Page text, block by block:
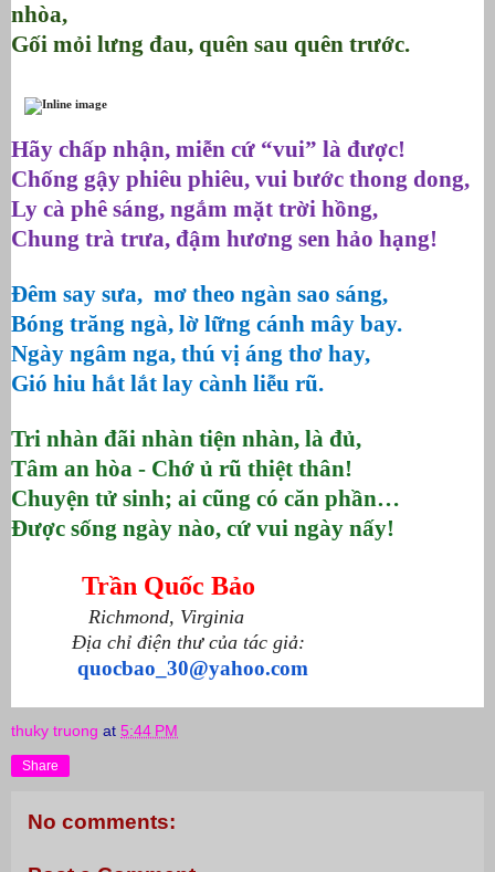
nhòa,
Gối mỏi lưng đau, quên sau quên trước.
Hãy chấp nhận, miễn cứ “vui” là được!
Chống gậy phiêu phiêu, vui bước thong dong,
Ly cà phê sáng, ngắm mặt trời hồng,
Chung trà trưa, đậm hương sen hảo hạng!
Đêm say sưa, mơ theo ngàn sao sáng,
Bóng trăng ngà, lờ lững cánh mây bay.
Ngày ngâm nga, thú vị áng thơ hay,
Gió hiu hắt lắt lay cành liễu rũ.
Tri nhàn đãi nhàn tiện nhàn, là đủ,
Tâm an hòa - Chớ ủ rũ thiệt thân!
Chuyện tử sinh; ai cũng có căn phần…
Được sống ngày nào, cứ vui ngày nấy!
Trần Quốc Bảo
Richmond, Virginia
Địa chỉ điện thư của tác giả:
quocbao_30@yahoo.com
thuky truong at 5:44 PM
Share
No comments: